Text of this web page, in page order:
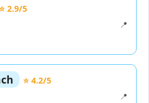
2.9/5
📍
⭐ 4.2/5
📍